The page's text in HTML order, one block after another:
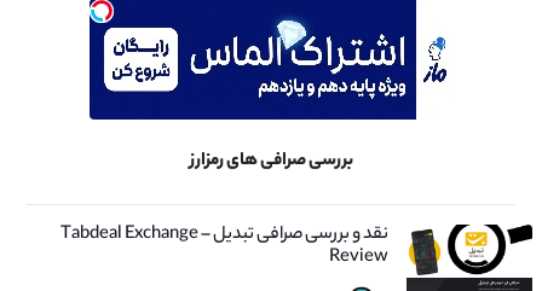
بررسی صرافی های رمزارز
نقد و بررسی صرافی تبدیل – Tabdeal Exchange
Review